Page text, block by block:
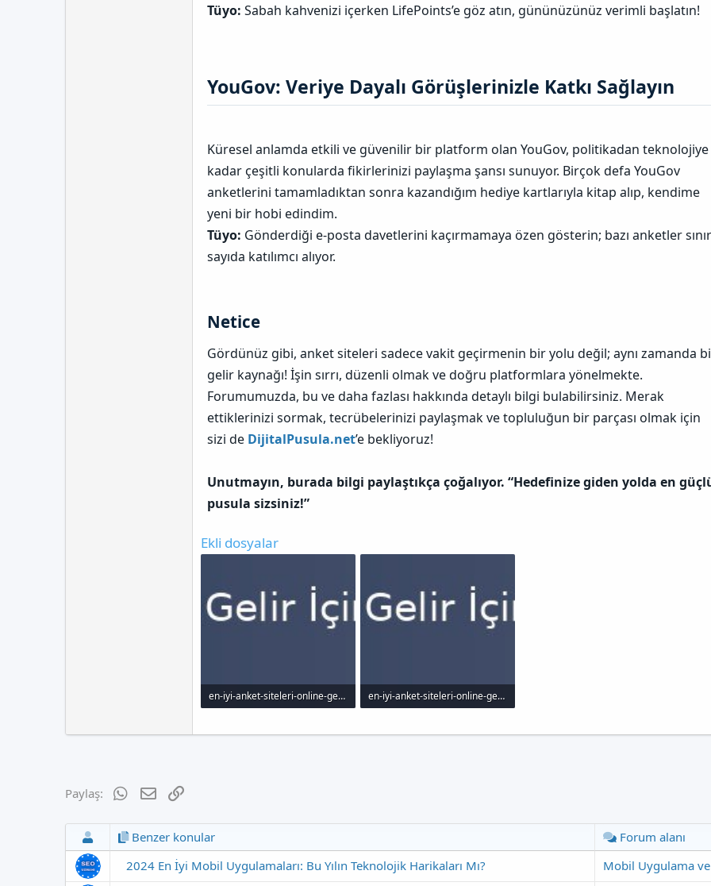
Tüyo: Sabah kahvenizi içerken LifePoints’e göz atın, gününüzünüz verimli başlatın!
YouGov: Veriye Dayalı Görüşlerinizle Katkı Sağlayın​
Küresel anlamda etkili ve güvenilir bir platform olan YouGov, politikadan teknolojiye
kadar çeşitli konularda fikirlerinizi paylaşma şansı sunuyor. Birçok defa YouGov
anketlerini tamamladıktan sonra kazandığım hediye kartlarıyla kitap alıp, kendime
yeni bir hobi edindim.
Tüyo: Gönderdiği e-posta davetlerini kaçırmamaya özen gösterin; bazı anketler
sayıda katılımcı alıyor.
Netice​
Gördünüz gibi, anket siteleri sadece vakit geçirmenin bir yolu değil; aynı zamanda
gelir kaynağı! İşin sırrı, düzenli olmak ve doğru platformlara yönelmekte.
Forumumuzda, bu ve daha fazlası hakkında detaylı bilgi bulabilirsiniz. Merak
ettiklerinizi sormak, tecrübelerinizi paylaşmak ve topluluğun bir parçası olmak için
sizi de DijitalPusula.net’e bekliyoruz!
Unutmayın, burada bilgi paylaştıkça çoğalıyor. “Hedefinize giden yolda en
pusula sizsiniz!”
Ekli dosyalar
en-iyi-anket-siteleri-online-gelir-icin-yol-haritas_1000x120.jpg
en-iyi-anket-siteleri-online-gelir-icin-yol-haritas_1000x120.jpg
Paylaş: WhatsApp
E-posta
Benzer konular
Forum alanı
2024 En İyi Mobil Uygulamaları: Bu Yılın Teknolojik Harikaları Mı?
Mobil Uygulama